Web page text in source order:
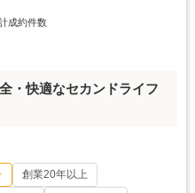
成約件数
・快適なセカンドライフ
創業20年以上